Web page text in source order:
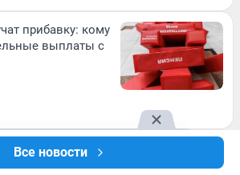
Все новости
прибавку: кому
выплаты с
из-за атаки
пострадавшие.